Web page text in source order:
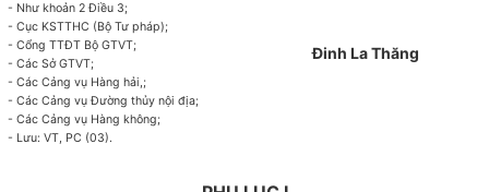
- Như khoản 2 Điều 3;
- Cục KSTTHC (Bộ Tư pháp);
- Cổng TTĐT Bộ GTVT;
- Các Sở GTVT;
- Các Cảng vụ Hàng hải,;
- Các Cảng vụ Đường thủy nội địa;
- Các Cảng vụ Hàng không;
- Lưu: VT, PC (03).
Đinh La Thăng